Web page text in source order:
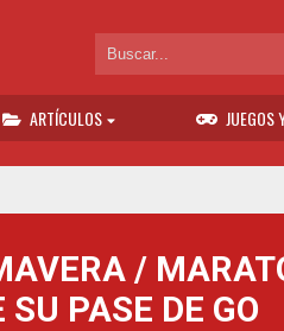
ARTÍCULOS JUEGOS
/
PASE DE GO